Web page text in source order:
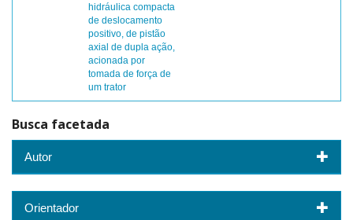
hidráulica compacta
de deslocamento
positivo, de pistão
axial de dupla ação,
acionada por
tomada de força de
um trator
Busca facetada
Autor
Orientador